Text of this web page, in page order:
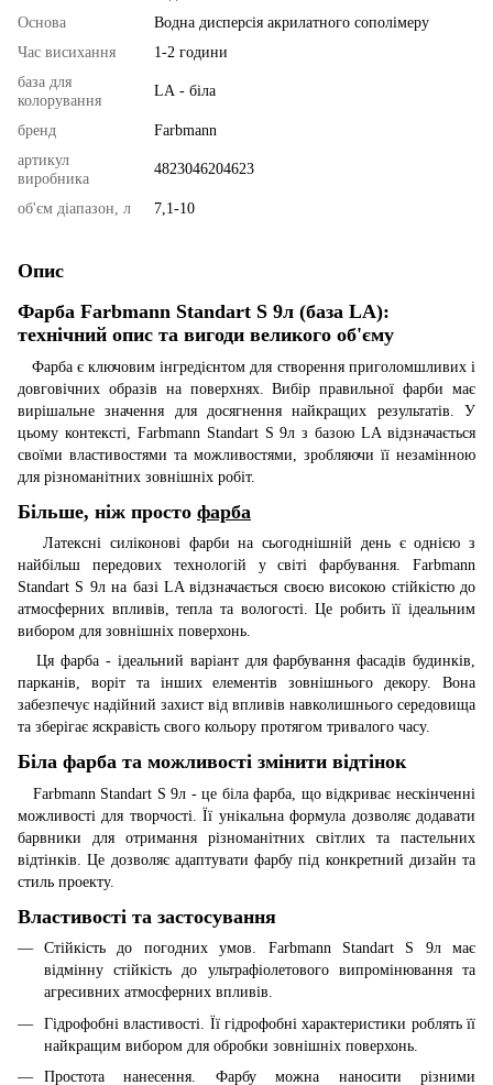
Основа
Водна дисперсія акрилатного сополімеру
Час висихання
1-2 години
база для
колорування
LА - біла
бренд
Farbmann
артикул
виробника
4823046204623
об'єм діапазон, л 7,1-10
Опис
Фарба Farbmann Standart S 9л (база LA):
технічний опис та вигоди великого об'єму
Фарба є ключовим інгредієнтом для створення приголомшливих і
довговічних образів на поверхнях. Вибір правильної фарби має
вирішальне значення для досягнення найкращих результатів. У
цьому контексті, Farbmann Standart S 9л з базою LA відзначається
своїми властивостями та можливостями, зробляючи її незамінною
для різноманітних зовнішніх робіт.
Більше, ніж просто фарба
Латексні силіконові фарби на сьогоднішній день є однією з
найбільш передових технологій у світі фарбування. Farbmann
Standart S 9л на базі LA відзначається своєю високою стійкістю до
атмосферних впливів, тепла та вологості. Це робить її ідеальним
вибором для зовнішніх поверхонь.
Ця фарба - ідеальний варіант для фарбування фасадів будинків,
парканів, воріт та інших елементів зовнішнього декору. Вона
забезпечує надійний захист від впливів навколишнього середовища
та зберігає яскравість свого кольору протягом тривалого часу.
Біла фарба та можливості змінити відтінок
Farbmann Standart S 9л - це біла фарба, що відкриває нескінченні
можливості для творчості. Її унікальна формула дозволяє додавати
барвники для отримання різноманітних світлих та пастельних
відтінків. Це дозволяє адаптувати фарбу під конкретний дизайн та
стиль проекту.
Властивості та застосування
Стійкість до погодних умов. Farbmann Standart S 9л має
відмінну стійкість до ультрафіолетового випромінювання та
агресивних атмосферних впливів.
Гідрофобні властивості. Її гідрофобні характеристики роблять її
найкращим вибором для обробки зовнішніх поверхонь.
Простота нанесення. Фарбу можна наносити різними